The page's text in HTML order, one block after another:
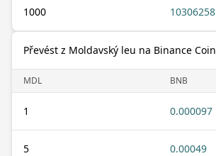
1000
Převést z Moldavský leu na Binance Coin
MDL BNB
1 0.000097
5 0.00049